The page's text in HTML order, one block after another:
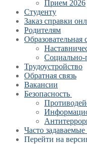
Прием 2026
Студенту
Заказ справки
Родителям
Образовательная
Социально-
Трудоустройство
Обратная связь
Вакансии
Безопасность
Часто
Перейти на